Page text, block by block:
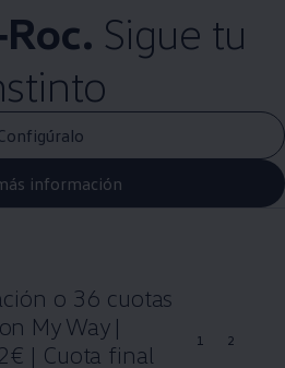
. Sigue tu
información
o 36 cuotas
My Way |
| Cuota final
1 2